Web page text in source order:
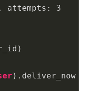
attempts:
3
).deliver_now